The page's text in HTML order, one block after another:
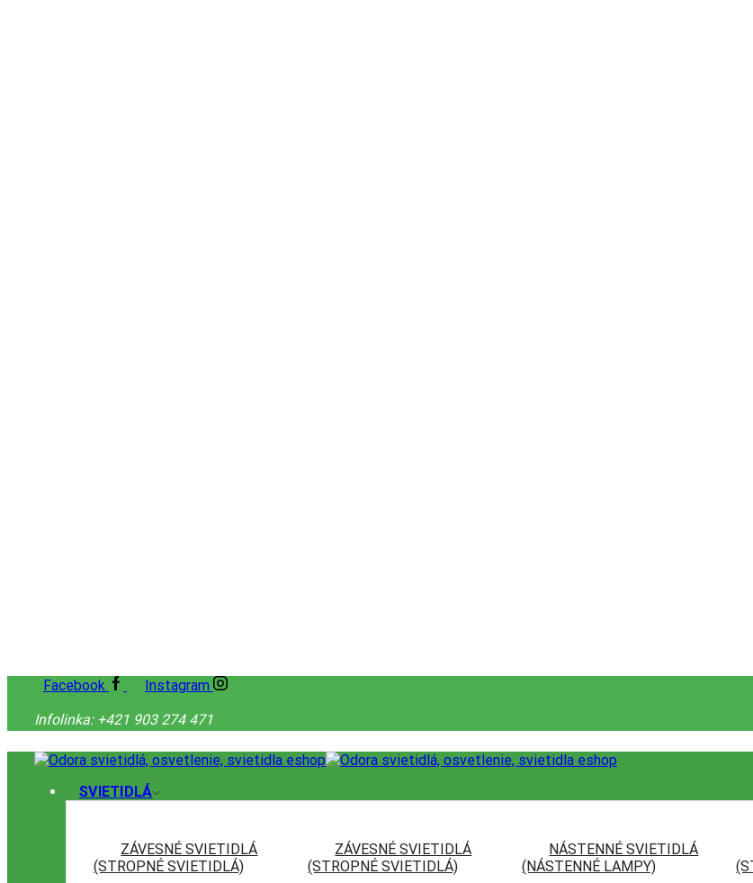
Facebook
Instagram
Infolinka: +421 903 274 471
SVIETIDLÁ
ZÁVESNÉ SVIETIDLÁ
(STROPNÉ SVIETIDLÁ)
ZÁVESNÉ SVIETIDLÁ
(STROPNÉ SVIETIDLÁ)
NÁSTENNÉ SVIETIDLÁ
(NÁSTENNÉ LAMPY)